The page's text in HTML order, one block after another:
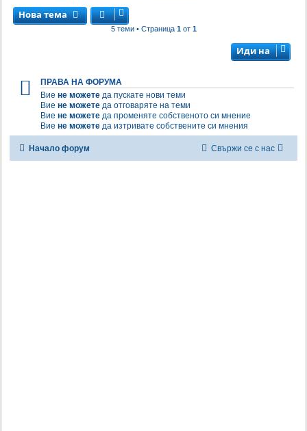
Нова тема
5 теми • Страница 1от 1
Иди на
ПРАВА НА ФОРУМА
Вие не можете да пускате нови теми
Вие не можете да отговаряте на теми
Вие не можете да променяте собственото си мнение
Вие не можете да изтривате собствените си мнения
Начало форум Свържи се с нас